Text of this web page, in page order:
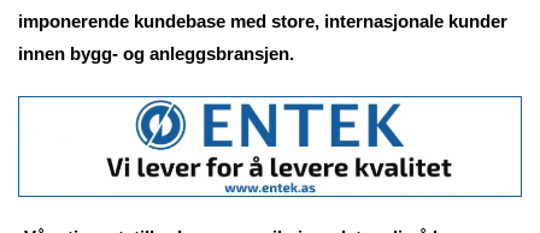
imponerende kundebase med store, internasjonale kunder
innen bygg- og anleggsbransjen.